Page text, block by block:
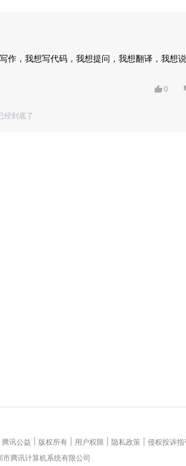
作，我想写代码，我想提问，我想翻译，我想
0
经到底了
腾讯公益 版权所有 用户权限 隐私政策 侵权投诉指
市腾讯计算机系统有限公司